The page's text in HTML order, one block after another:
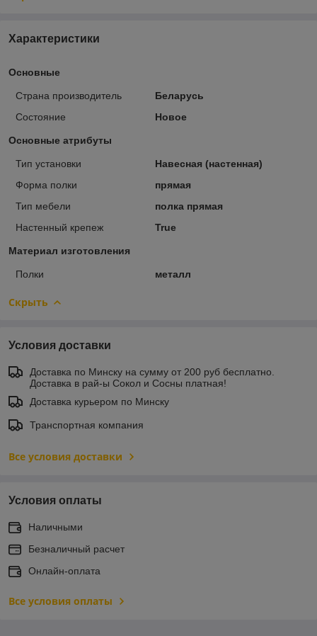
Характеристики
Основные
Страна производитель
Беларусь
Состояние
Новое
Основные атрибуты
Тип установки
Навесная (настенная)
Форма полки
прямая
Тип мебели
полка прямая
Настенный крепеж
True
Материал изготовления
Полки металл
Скрыть
Условия доставки
Доставка по Минску на сумму от 200 руб бесплатно.
Доставка в рай-ы Сокол и Сосны платная!
Доставка курьером по Минску
Транспортная компания
Все условия доставки
Условия оплаты
Наличными
Безналичный расчет
Онлайн-оплата
Все условия оплаты